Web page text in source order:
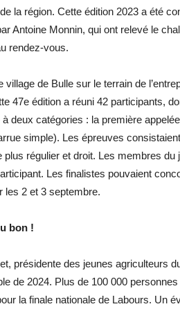
la région. Cette édition 2023 a été
Antoine Monnin, qui ont relevé le
rendez-vous.
village de Bulle sur le terrain de
47e édition a réuni 42 participants,
deux catégories : la première
simple). Les épreuves
plus régulier et droit. Les membres du
Les finalistes pouvaient
les 2 et 3 septembre.
bon !
, présidente des jeunes agriculteurs
de 2024. Plus de 100 000
la finale nationale de Labours. Un